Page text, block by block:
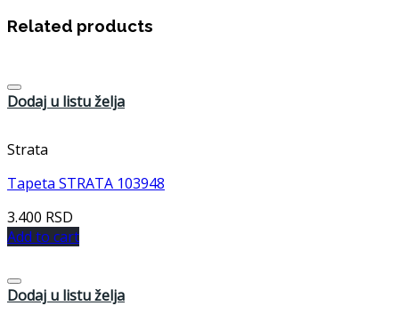
Related products
Dodaj u listu želja
Strata
Tapeta STRATA 103948
3.400 RSD
Add to cart
Dodaj u listu želja